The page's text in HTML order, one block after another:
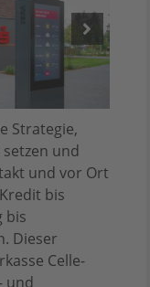
Strategie,
und
und vor Ort
bis
bis
Dieser
Celle-
und